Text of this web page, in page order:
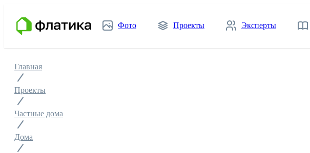
Фото Проекты Эксперты
Главная
Проекты
Частные дома
Дома